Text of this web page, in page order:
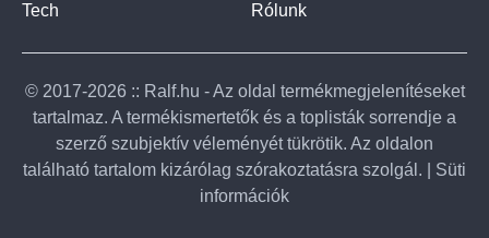
Tech
Rólunk
© 2017-2026 :: Ralf.hu - Az oldal termékmegjelenítéseket
tartalmaz. A termékismertetők és a toplisták sorrendje a
szerző szubjektív véleményét tükrötik. Az oldalon
található tartalom kizárólag szórakoztatásra szolgál. | Süti
információk